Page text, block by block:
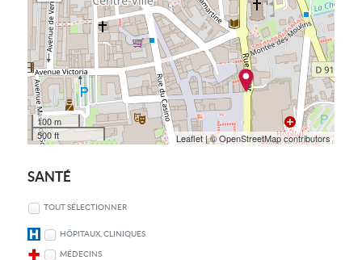
100 m
500 ft
Leaflet| © OpenStreetMap contributors
SANTÉ
TOUT SÉLECTIONNER
HÔPITAUX, CLINIQUES
MÉDECINS